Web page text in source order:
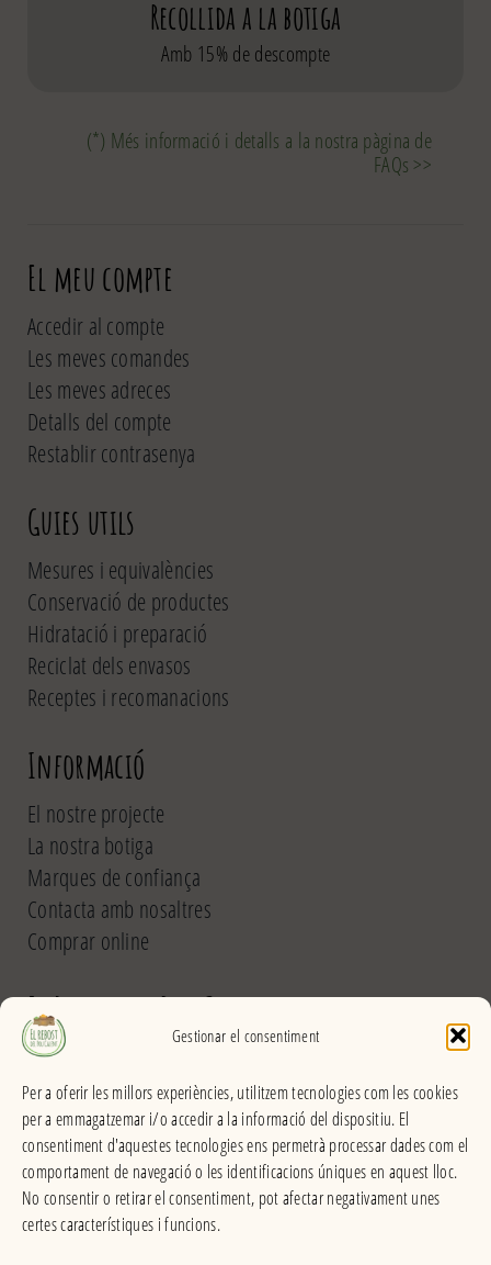
Gestionar el consentiment
Per a oferir les millors experiències, utilitzem tecnologies com les cookies
per a emmagatzemar i/o accedir a la informació del dispositiu. El
consentiment d'aquestes tecnologies ens permetrà processar dades com el
comportament de navegació o les identificacions úniques en aquest lloc.
No consentir o retirar el consentiment, pot afectar negativament unes
certes característiques i funcions.
Recollida a la botiga
Amb 15% de descompte
(*) Més informació i detalls a la nostra pàgina de
FAQs >>
El meu compte
Accedir al compte
Les meves comandes
Les meves adreces
Detalls del compte
Restablir contrasenya
Guies utils
Mesures i equivalències
Conservació de productes
Hidratació i preparació
Reciclat dels envasos
Receptes i recomanacions
Informació
El nostre projecte
La nostra botiga
Marques de confiança
Contacta amb nosaltres
Comprar online
El Rebost del Pou Calent
Carrer dels Banys, 31 (La Garriga) >>
Horari
De dilluns a divendres
Matins: 9h – 13:30h
Tardes: 16:30h – 20h
Dissabes: 9h – 13:30h